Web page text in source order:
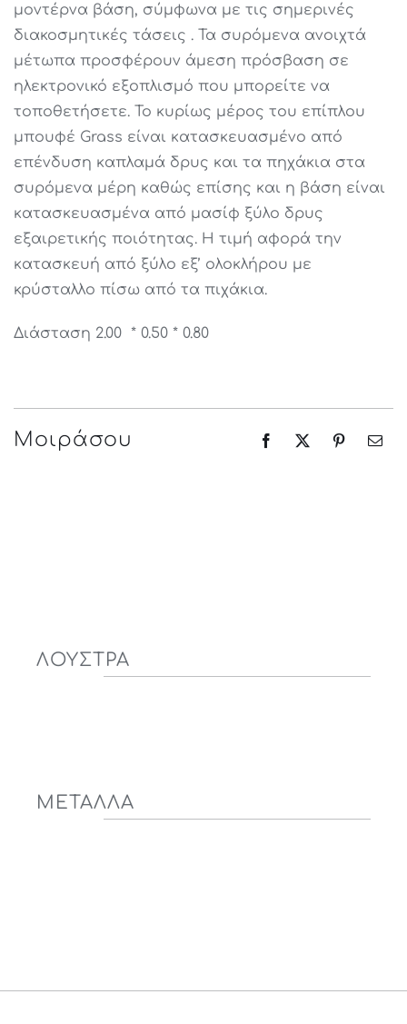
μοντέρνα βάση, σύμφωνα με τις σημερινές
διακοσμητικές τάσεις . Τα συρόμενα ανοιχτά
μέτωπα προσφέρουν άμεση πρόσβαση σε
ηλεκτρονικό εξοπλισμό που μπορείτε να
τοποθετήσετε. Το κυρίως μέρος του επίπλου
μπουφέ Grass είναι κατασκευασμένο από
επένδυση καπλαμά δρυς και τα πηχάκια στα
συρόμενα μέρη καθώς επίσης και η βάση είναι
κατασκευασμένα από μασίφ ξύλο δρυς
εξαιρετικής ποιότητας. H τιμή αφορά την
κατασκευή από ξύλο εξ’ ολοκλήρου με
κρύσταλλο πίσω από τα πιχάκια.
Διάσταση 2.00 * 0.50 * 0.80
Μοιράσου
ΛΟΥΣΤΡΑ
ΜΕΤΑΛΛΑ